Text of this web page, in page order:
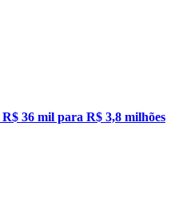
36 mil para R$ 3,8 milhões